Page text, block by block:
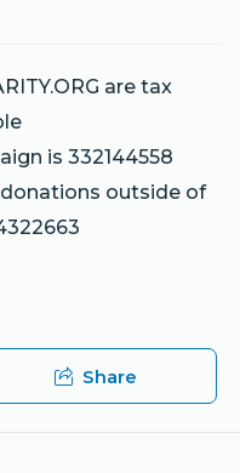
are tax
is 332144558
outside of
Share